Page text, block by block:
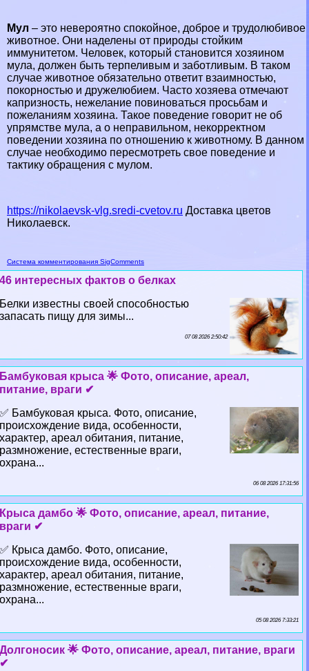
https://nikolaevsk-vlg.sredi-cvetov.ru Доставка цветов
Николаевск.
Мул – это невероятно спокойное, доброе и трудолюбивое
животное. Они наделены от природы стойким
иммунитетом. Человек, который становится хозяином
мула, должен быть терпеливым и заботливым. В таком
случае животное обязательно ответит взаимностью,
покорностью и дружелюбием. Часто хозяева отмечают
капризность, нежелание повиноваться просьбам и
пожеланиям хозяина. Такое поведение говорит не об
упрямстве мула, а о неправильном, некорректном
поведении хозяина по отношению к животному. В данном
случае необходимо пересмотреть свое поведение и
тактику обращения с мулом.
Система комментирования SigComments
46 интересных фактов о белках
Белки известны своей способностью
запасать пищу для зимы...
07 08 2026 2:50:42
Бамбуковая крыса 🌟 Фото, описание, ареал,
питание, враги ✔
✅ Бамбуковая крыса. Фото, описание,
происхождение вида, особенности,
хаpaктер, ареал обитания, питание,
размножение, естественные враги,
охрана...
06 08 2026 17:31:56
Крыса дамбо 🌟 Фото, описание, ареал, питание,
враги ✔
✅ Крыса дамбо. Фото, описание,
происхождение вида, особенности,
хаpaктер, ареал обитания, питание,
размножение, естественные враги,
охрана...
05 08 2026 7:33:21
Долгоносик 🌟 Фото, описание, ареал, питание, враги
✔